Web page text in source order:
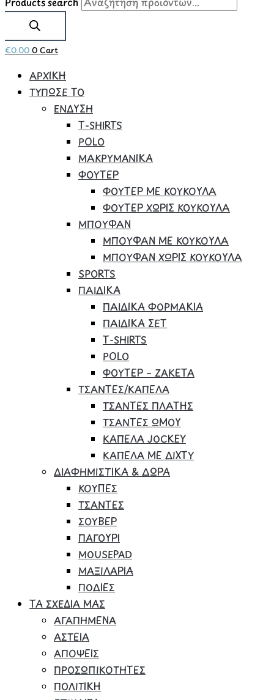
€0.00 0 Cart
ΑΡΧΙΚΗ
ΤΥΠΩΣΕ ΤΟ
ΕΝΔΥΣΗ
Τ-SHIRTS
POLO
ΜΑΚΡΥΜΑΝΙΚΑ
ΦΟΥΤΕΡ
ΦΟΥΤΕΡ ΜΕ ΚΟΥΚΟΥΛΑ
ΦΟΥΤΕΡ ΧΩΡΙΣ ΚΟΥΚΟΥΛΑ
ΜΠΟΥΦΑΝ
ΜΠΟΥΦΑΝ ΜΕ ΚΟΥΚΟΥΛΑ
ΜΠΟΥΦΑΝ ΧΩΡΙΣ ΚΟΥΚΟΥΛΑ
SPORTS
ΠΑΙΔΙΚΑ
ΠΑΙΔΙΚΑ ΦΟΡΜΑΚΙΑ
ΠΑΙΔΙΚΑ ΣΕΤ
Τ-SHIRTS
POLO
ΦΟΥΤΕΡ – ΖΑΚΕΤΑ
ΤΣΑΝΤΕΣ/ΚΑΠΕΛΑ
ΤΣΑΝΤΕΣ ΠΛΑΤΗΣ
ΤΣΑΝΤΕΣ ΩΜΟΥ
ΚΑΠΕΛΑ JOCKEY
ΚΑΠΕΛΑ ΜΕ ΔΙΧΤΥ
ΔΙΑΦΗΜΙΣΤΙΚΑ & ΔΩΡΑ
ΚΟΥΠΕΣ
ΤΣΑΝΤΕΣ
ΣΟΥΒΕΡ
ΠΑΓΟΥΡΙ
MOUSEPAD
ΜΑΞΙΛΑΡΙΑ
ΠΟΔΙΕΣ
ΤΑ ΣΧΕΔΙΑ ΜΑΣ
ΑΓΑΠΗΜΕΝΑ
ΑΣΤΕΙΑ
ΑΠΟΨΕΙΣ
ΠΡΟΣΩΠΙΚΟΤΗΤΕΣ
ΠΟΛΙΤΙΚΗ